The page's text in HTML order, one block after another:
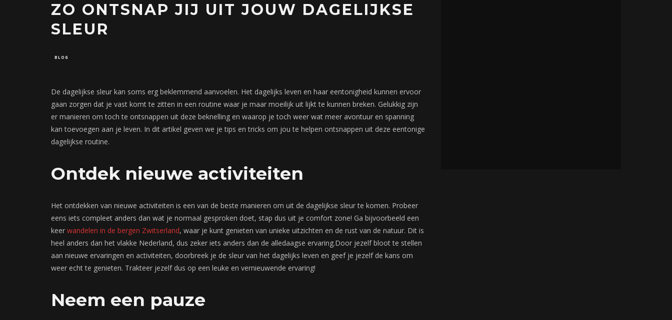
ZO ONTSNAP JIJ UIT JOUW DAGELIJKSE
SLEUR
BLOG
De dagelijkse sleur kan soms erg beklemmend aanvoelen. Het dagelijks leven en haar eentonigheid kunnen ervoor
gaan zorgen dat je vast komt te zitten in een routine waar je maar moeilijk uit lijkt te kunnen breken. Gelukkig zijn
er manieren om toch te ontsnappen uit deze beknelling en waarop je toch weer wat meer avontuur en spanning
kan toevoegen aan je leven. In dit artikel geven we je tips en tricks om jou te helpen ontsnappen uit deze eentonige
dagelijkse routine.
Ontdek nieuwe activiteiten
Het ontdekken van nieuwe activiteiten is een van de beste manieren om uit de dagelijkse sleur te komen. Probeer
eens iets compleet anders dan wat je normaal gesproken doet, stap dus uit je comfort zone! Ga bijvoorbeeld een
keer wandelen in de bergen Zwitserland, waar je kunt genieten van unieke uitzichten en de rust van de natuur. Dit is
heel anders dan het vlakke Nederland, dus zeker iets anders dan de alledaagse ervaring.Door jezelf bloot te stellen
aan nieuwe ervaringen en activiteiten, doorbreek je de sleur van het dagelijks leven en geef je jezelf de kans om
weer echt te genieten. Trakteer jezelf dus op een leuke en vernieuwende ervaring!
Neem een pauze